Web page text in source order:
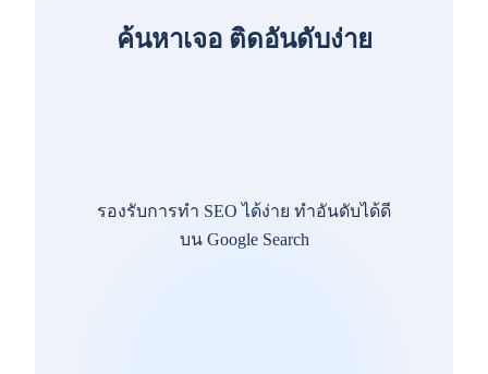
ค้นหาเจอ ติดอันดับง่าย
รองรับการทำ SEO ได้ง่าย ทำอันดับได้ดี
บน Google Search